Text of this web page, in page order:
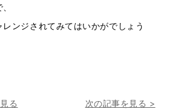
レンジされてみてはいかがでしょう
る 次の記事を見る >